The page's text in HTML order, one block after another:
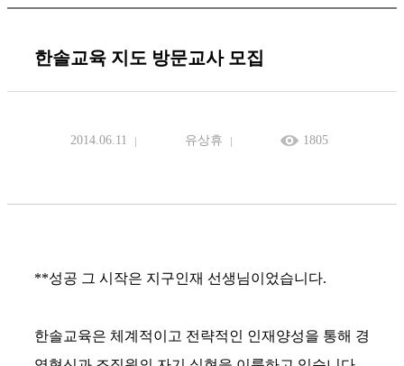
한솔교육 지도 방문교사 모집
2014.06.11 유상휴 1805
**성공 그 시작은 지구인재 선생님이었습니다.
한솔교육은 체계적이고 전략적인 인재양성을 통해 경